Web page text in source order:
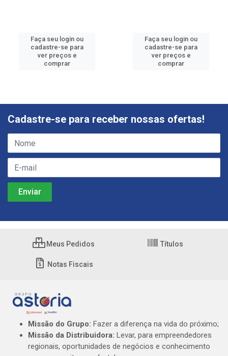
Faça seu login ou
cadastre-se para
ver preços e
comprar
Faça seu login ou
cadastre-se para
ver preços e
comprar
Cadastre-se para receber nossas ofertas!
Meus Pedidos Títulos
Notas Fiscais
Missão do Grupo: Fazer a diferença na vida do próximo;
Missão da Distribuidora: Levar, para empreendedores
regionais, oportunidades de negócios e conhecimento